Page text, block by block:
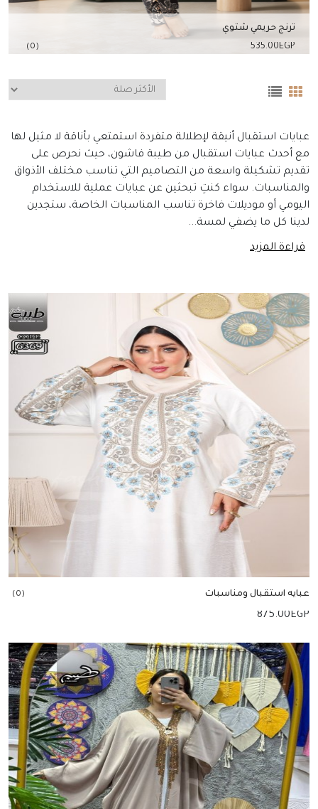
ترنج حريمي شتوي
535.00EGP
(0)
عبايات استقبال أنيقة لإطلالة متفردة استمتعي بأناقة لا مثيل لها
مع أحدث عبايات استقبال من طيبة فاشون، حيث نحرص على
تقديم تشكيلة واسعة من التصاميم التي تناسب مختلف الأذواق
والمناسبات. سواء كنتِ تبحثين عن عبايات عملية للاستخدام
اليومي أو موديلات فاخرة تناسب المناسبات الخاصة، ستجدين
لدينا كل ما يضفي لمسة...
قراءة المزيد
عبايه استقبال ومناسبات (0)
875.00EGP